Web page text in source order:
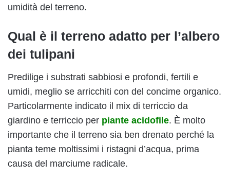
umidità del terreno.
Qual è il terreno adatto per l’albero
dei tulipani
Predilige i substrati sabbiosi e profondi, fertili e
umidi, meglio se arricchiti con del concime organico.
Particolarmente indicato il mix di terriccio da
giardino e terriccio per piante acidofile. È molto
importante che il terreno sia ben drenato perché la
pianta teme moltissimi i ristagni d’acqua, prima
causa del marciume radicale.